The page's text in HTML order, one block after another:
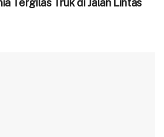
Tergilas Truk di Jalan Lintas